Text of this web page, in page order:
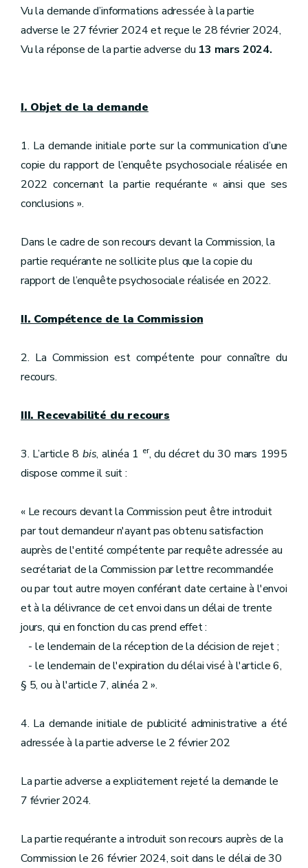
Vu la demande d’informations adressée à la partie
adverse le 27 février 2024 et reçue le 28 février 2024,
Vu la réponse de la partie adverse du 13 mars 2024.
I. Objet de la demande
1. La demande initiale porte sur la communication d’une
copie du rapport de l’enquête psychosociale réalisée en
2022 concernant la partie requérante « ainsi que ses
conclusions ».
Dans le cadre de son recours devant la Commission, la
partie requérante ne sollicite plus que la copie du
rapport de l’enquête psychosociale réalisée en 2022.
II. Compétence de la Commission
2. La Commission est compétente pour connaître du
recours.
III. Recevabilité du recours
3. L’article 8 bis, alinéa 1 er, du décret du 30 mars 1995
dispose comme il suit :
« Le recours devant la Commission peut être introduit
par tout demandeur n'ayant pas obtenu satisfaction
auprès de l'entité compétente par requête adressée au
secrétariat de la Commission par lettre recommandée
ou par tout autre moyen conférant date certaine à l'envoi
et à la délivrance de cet envoi dans un délai de trente
jours, qui en fonction du cas prend effet :
- le lendemain de la réception de la décision de rejet ;
- le lendemain de l'expiration du délai visé à l'article 6,
§ 5, ou à l'article 7, alinéa 2 ».
4. La demande initiale de publicité administrative a été
adressée à la partie adverse le 2 février 202
La partie adverse a explicitement rejeté la demande le
7 février 2024.
La partie requérante a introduit son recours auprès de la
Commission le 26 février 2024, soit dans le délai de 30